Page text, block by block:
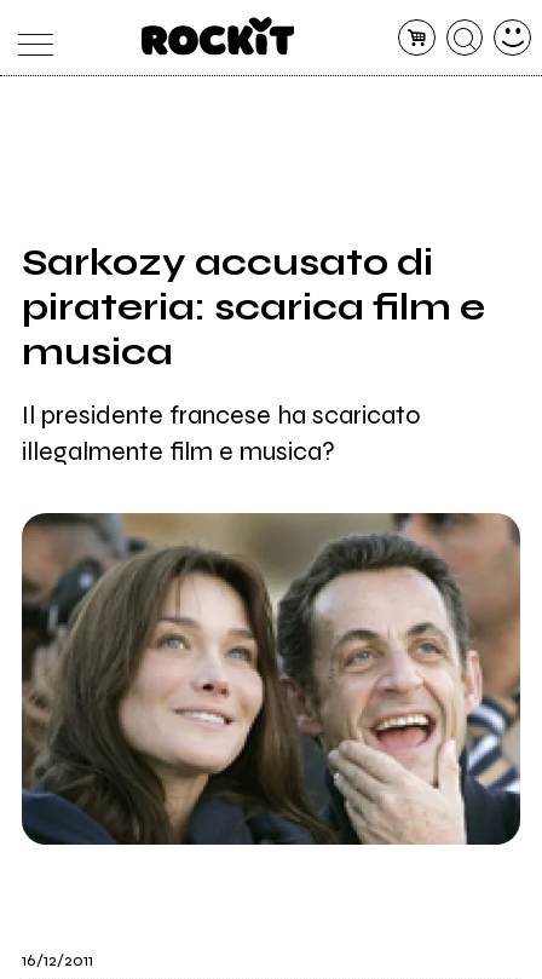
SHOP
RADIO
Sarkozy accusato di
pirateria: scarica film e
musica
Il presidente francese ha scaricato
illegalmente film e musica?
16/12/2011